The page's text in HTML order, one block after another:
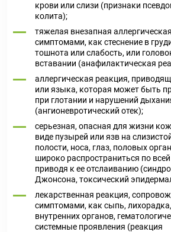
крови или слизи (признаки
колита);
тяжелая внезапная
симптомами, как стеснение в
тошнота или слабость, или
вставании (анафилактическая
аллергическая реакция,
или языка, которая может быть
при глотании и нарушений
(ангионевротический отек);
серьезная, опасная для жизни
виде пузырей или язв на
полости, носа, глаз, половых
широко распространиться по
приводя к ее отслаиванию
Джонсона, токсический
лекарственная реакция,
симптомами, как сыпь,
внутренних органов,
системные проявления (реакция